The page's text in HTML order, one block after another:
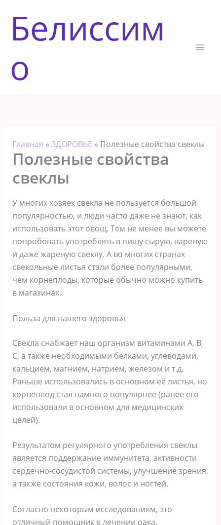
содержимому
Белиссим
о
Главная » ЗДОРОВЬЕ » Полезные свойства свеклы
Полезные свойства
свеклы
У многих хозяек свекла не пользуется большой
популярностью, и люди часто даже не знают, как
использовать этот овощ. Тем не менее вы можете
попробовать употреблять в пищу сырую, вареную
и даже жареную свеклу. А во многих странах
свекольные листья стали более популярными,
чем корнеплоды, которые обычно можно купить
в магазинах.
Польза для нашего здоровья
Свекла снабжает наш организм витаминами А, В,
С, а также необходимыми белками, углеводами,
кальцием, магнием, натрием, железом и т.д.
Раньше использовались в основном её листья, но
корнеплод стал намного популярнее (ранее его
использовали в основном для медицинских
целей).
Результатом регулярного употребления свеклы
является поддержание иммунитета, активности
сердечно-сосудистой системы, улучшение зрения,
а также состояния кожи, волос и ногтей.
Согласно некоторым исследованиям, это
отличный помощник в лечении рака.